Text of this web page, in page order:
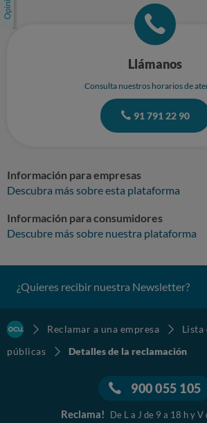
Llámanos
Consulta nuestros horarios de
91 791 22 90
Información para empresas
Descubra más sobre esta plataforma
Información para consumidores
Descubre más sobre nuestra plataforma
¿Quieres recibir nuestra Newsletter?
Reclamar a una empresa
Lista
públicas
Detalles de la reclamación
900 055 105
Reclama! De L a J de 9 a 18 h y V